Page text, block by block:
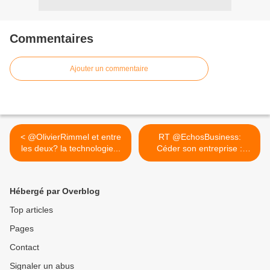
Commentaires
Ajouter un commentaire
< @OlivierRimmel et entre
les deux? la technologie...
RT @EchosBusiness:
Céder son entreprise :
quelle... >
Hébergé par Overblog
Top articles
Pages
Contact
Signaler un abus